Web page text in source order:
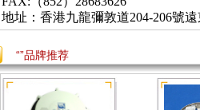
地址：香港九龍彌敦道204-206號
“”品牌推荐